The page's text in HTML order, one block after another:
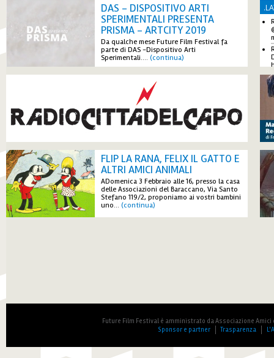
DAS - DISPOSITIVO ARTI
SPERIMENTALI PRESENTA
PRISMA - ARTCITY 2019
Da qualche mese Future Film Festival fa
parte di DAS -Dispositivo Arti
Sperimentali.... (continua)
.
FLIP LA RANA, FELIX IL GATTO E
ALTRI AMICI ANIMALI
ADomenica 3 Febbraio alle 16, presso la casa
delle Associazioni del Baraccano, Via Santo
Stefano 119/2, proponiamo ai vostri bambini
uno... (continua)
Future Film Festival è amministrato da Associazione
Sponsor e partner
Trasparenza